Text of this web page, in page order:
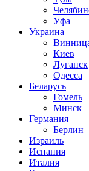
Уфа
Украина
Киев
Луганск
Одесса
Беларусь
Гомель
Минск
Германия
Берлин
Израиль
Испания
Италия